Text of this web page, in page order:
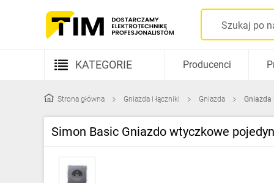
KATEGORIE
Kable i przewody
Elementy prowadzenia kabli
Producenci
Strona główna Gniazda i łączniki Gniazda Gniazda
Simon Basic Gniazdo wtyczkowe